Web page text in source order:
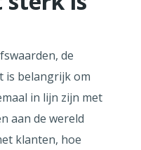
de
is belangrijk om
in lijn zijn met
aan de wereld
klanten, hoe